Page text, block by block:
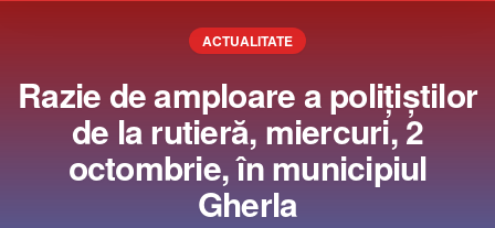
ACTUALITATE
Razie de amploare a polițiștilor
de la rutieră, miercuri, 2
octombrie, în municipiul
Gherla